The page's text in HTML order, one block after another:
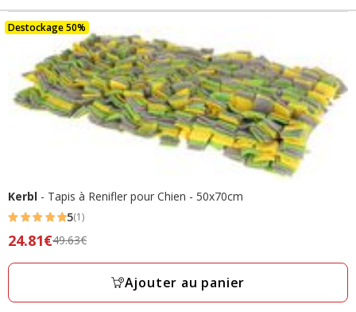
final
199.50€
Destockage 50%
Kerbl - Tapis à Renifler pour Chien - 50x70cm
5
étoiles
avec
avis
5(1)
Prix
précédent
prix
24.81€49.63€
Ajouter au panier